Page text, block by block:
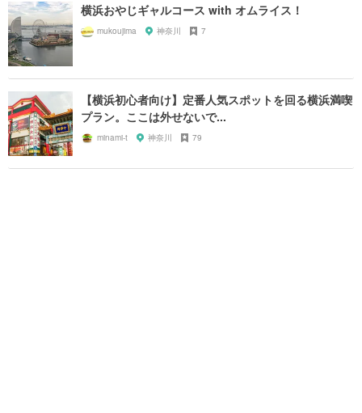
横浜おやじギャルコース with オムライス！
mukoujima 神奈川 7
【横浜初心者向け】定番人気スポットを回る横浜満喫
プラン。ここは外せないで...
minami-t 神奈川 79